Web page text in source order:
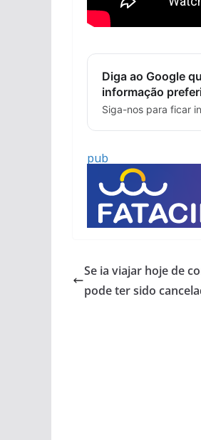
Diga ao Google
informação
Siga-nos para ficar
pub
Se ia viajar hoje de
pode ter sido